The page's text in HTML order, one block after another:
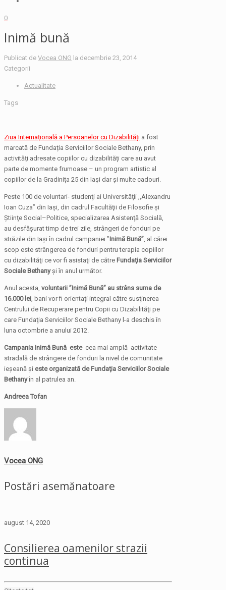
0
Inimă bună
Publicat de Vocea ONG la decembrie 23, 2014
Categorii
Actualitate
Tags
Ziua Internațională a Persoanelor cu Dizabilități a fost
marcată de Fundația Serviciilor Sociale Bethany, prin
activități adresate copiilor cu dizabilități care au avut
parte de momente frumoase – un program artistic al
copiilor de la Gradinița 25 din Iași dar și multe cadouri.
Peste 100 de voluntari- studenţi ai Universităţii ,,Alexandru
Ioan Cuza” din Iaşi, din cadrul Facultăţii de Filosofie şi
Ştiinţe Social–Politice, specializarea Asistenţă Socială,
au desfășurat timp de trei zile, strângeri de fonduri pe
străzile din Iași în cadrul campaniei ”Inimă Bună”, al cărei
scop este strângerea de fonduri pentru terapia copiilor
cu dizabilităţi ce vor fi asistaţi de către Fundaţia Serviciilor
Sociale Bethanyşi în anul următor.
Anul acesta, voluntarii ”Inimă Bună” au strâns suma de
16.000 lei, bani vor fi orientați integral către susţinerea
Centrului de Recuperare pentru Copii cu Dizabilităţi pe
care Fundaţia Serviciilor Sociale Bethany l-a deschis în
luna octombrie a anului 2012.
Campania Inimă Bună este cea mai amplă activitate
stradală de strângere de fonduri la nivel de comunitate
ieşeană și este organizată deFundaţia Serviciilor Sociale
Bethanyîn al patrulea an.
Andreea Tofan
Vocea ONG
Postări asemănatoare
august 14, 2020
Consilierea oamenilor strazii
continua